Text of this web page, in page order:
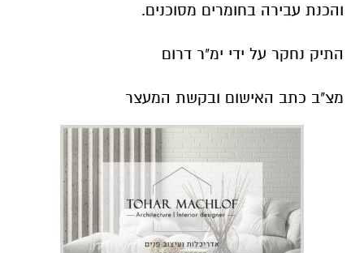
והכנת עבירה בחומרים מסוכנים.
התיק נחקר על ידי ימ"ר דרום
מצ"ב כתב האישום ובקשת המעצר
להורדת האפליקציה לחצו כאן